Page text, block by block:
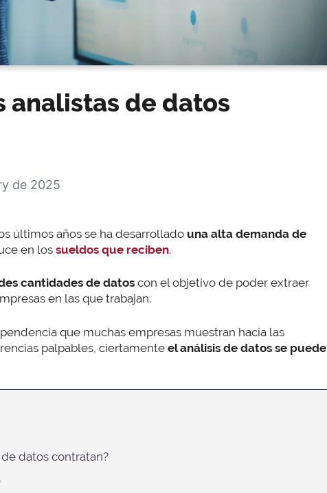
analistas de datos
de 2025
últimos años se ha desarrollado una alta demanda de
en lossueldos que reciben.
cantidades de datos con el objetivo de poder extraer
en las que trabajan.
que muchas empresas muestran hacia las
palpables, ciertamente el análisis de datos se puede
de datos contratan?